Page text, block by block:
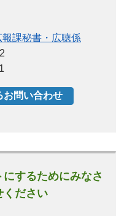
課秘書・広聴係
するためにみなさ
ください